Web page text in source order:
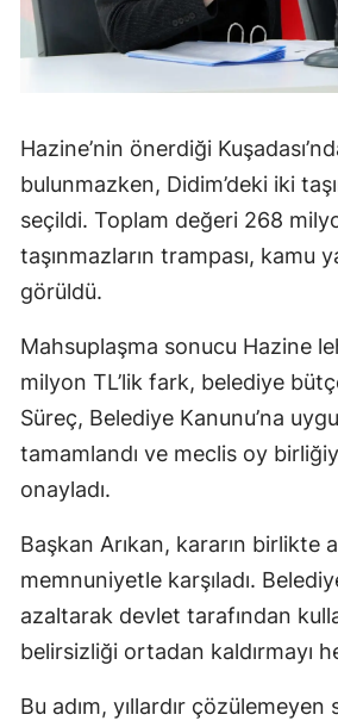
Hazine’nin önerdiği
bulunmazken, Didim’deki iki
seçildi. Toplam değeri 268
taşınmazların trampası, kamu
görüldü.
Mahsuplaşma sonucu Hazine
milyon TL’lik fark, belediye
Süreç, Belediye Kanunu’na
tamamlandı ve meclis oy
onayladı.
Başkan Arıkan, kararın birlikte
memnuniyetle karşıladı.
azaltarak devlet tarafından
belirsizliği ortadan kaldırmayı
Bu adım, yıllardır